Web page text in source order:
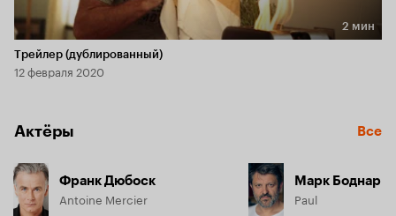
Длительность 2 мин
2 мин
Трейлер (дублированный)
12 февраля 2020
Актёры Все
Франк Дюбоск
Antoine Mercier
Марк Боднар
Paul